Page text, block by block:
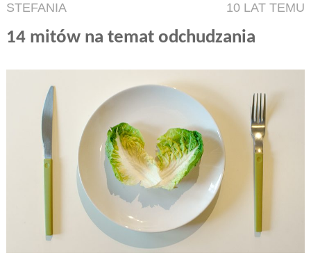
STEFANIA 10 LAT TEMU
14 mitów na temat odchudzania